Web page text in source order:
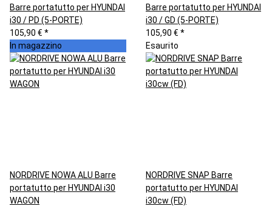
Barre portatutto per HYUNDAI
i30 / PD (5-PORTE)
105,90 € *
Barre portatutto per HYUNDAI
i30 / GD (5-PORTE)
105,90 € *
In magazzino
NORDRIVE NOWA ALU Barre
portatutto per HYUNDAI i30
WAGON
Esaurito
NORDRIVE SNAP Barre
portatutto per HYUNDAI
i30cw (FD)